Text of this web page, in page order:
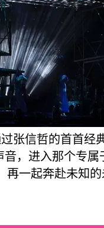
张信哲的首首经
音，进入那个专属
再一起奔赴未知的